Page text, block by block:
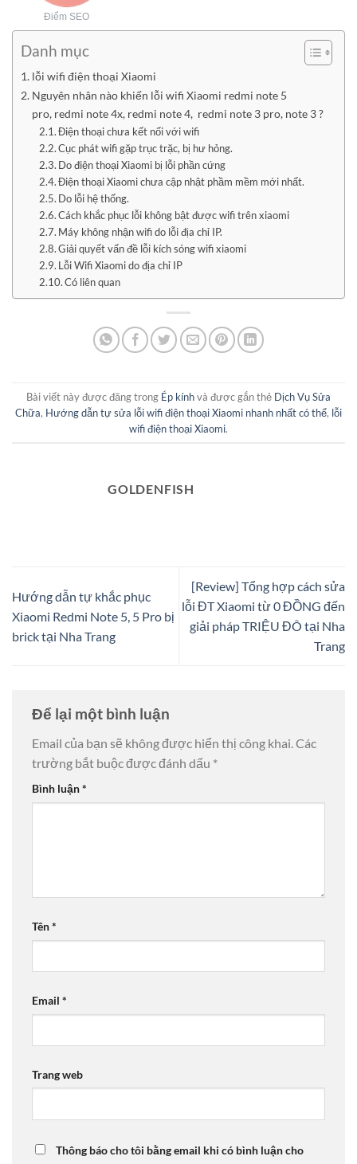
Điểm SEO
Danh mục
lỗi wifi điện thoại Xiaomi
Nguyên nhân nào khiến lỗi wifi Xiaomi redmi note 5
pro, redmi note 4x, redmi note 4, redmi note 3 pro, note 3 ?
Điện thoại chưa kết nối với wifi
Cục phát wifi gặp trục trặc, bị hư hỏng.
Do điện thoại Xiaomi bị lỗi phần cứng
Điện thoại Xiaomi chưa cập nhật phầm mềm mới nhất.
Do lỗi hệ thống.
Cách khắc phục lỗi không bật được wifi trên xiaomi
Máy không nhận wifi do lỗi địa chỉ IP.
Giải quyết vấn đề lỗi kích sóng wifi xiaomi
Lỗi Wifi Xiaomi do địa chỉ IP
Có liên quan
Bài viết này được đăng trong Ép kínhvà được gắn thẻ Dịch Vụ Sửa
Chữa, Hướng dẫn tự sửa lỗi wifi điện thoại Xiaomi nhanh nhất có thể, lỗi
wifi điện thoại Xiaomi.
GOLDENFISH
Hướng dẫn tự khắc phục
Xiaomi Redmi Note 5, 5 Pro bị
brick tại Nha Trang
[Review] Tổng hợp cách sửa
lỗi ĐT Xiaomi từ 0 ĐỒNG đến
giải pháp TRIỆU ĐÔ tại Nha
Trang
Để lại một bình luận
Email của bạn sẽ không được hiển thị công khai.Các
trường bắt buộc được đánh dấu *
Bình luận*
Tên*
Email *
Trang web
Thông báo cho tôi bằng email khi có bình luận cho